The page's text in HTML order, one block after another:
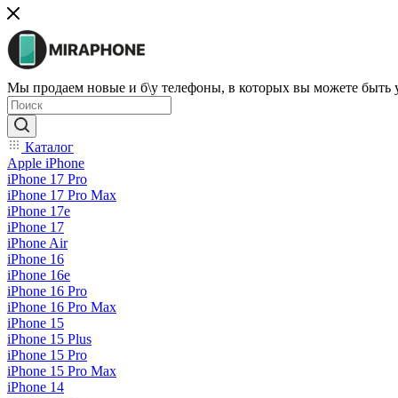
Мы продаем новые и б\у телефоны, в которых вы можете быть
Каталог
Apple iPhone
iPhone 17 Pro
iPhone 17 Pro Max
iPhone 17e
iPhone 17
iPhone Air
iPhone 16
iPhone 16e
iPhone 16 Pro
iPhone 16 Pro Max
iPhone 15
iPhone 15 Plus
iPhone 15 Pro
iPhone 15 Pro Max
iPhone 14